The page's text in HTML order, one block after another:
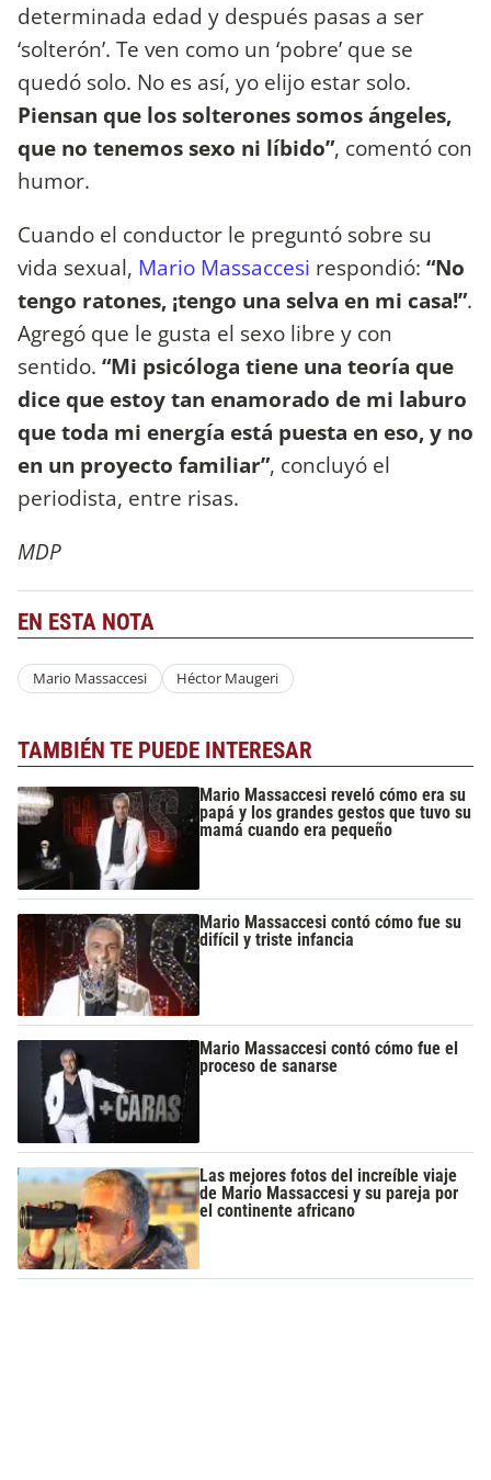
determinada edad y después pasas a ser
‘solterón’. Te ven como un ‘pobre’ que se
quedó solo. No es así, yo elijo estar solo.
Piensan que los solterones somos ángeles,
que no tenemos sexo ni líbido”, comentó con
humor.
Cuando el conductor le preguntó sobre su
vida sexual, Mario Massaccesi respondió: “No
tengo ratones, ¡tengo una selva en mi casa!”.
Agregó que le gusta el sexo libre y con
sentido. “Mi psicóloga tiene una teoría que
dice que estoy tan enamorado de mi laburo
que toda mi energía está puesta en eso, y no
en un proyecto familiar”, concluyó el
periodista, entre risas.
MDP
EN ESTA NOTA
Mario Massaccesi Héctor Maugeri
TAMBIÉN TE PUEDE INTERESAR
Mario Massaccesi reveló cómo era su
papá y los grandes gestos que tuvo su
mamá cuando era pequeño
Mario Massaccesi contó cómo fue su
difícil y triste infancia
Mario Massaccesi contó cómo fue el
proceso de sanarse
Las mejores fotos del increíble viaje
de Mario Massaccesi y su pareja por
el continente africano